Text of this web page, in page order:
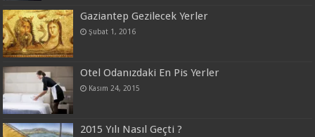
Gaziantep Gezilecek Yerler
Şubat 1, 2016
Otel Odanızdaki En Pis Yerler
Kasım 24, 2015
2015 Yılı Nasıl Geçti ?